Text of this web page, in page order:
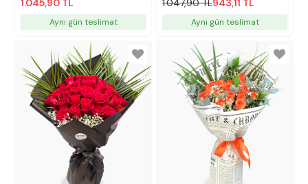
Aynı gün teslimat Aynı gün teslimat